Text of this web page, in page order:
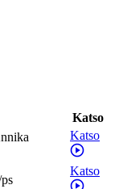
Katso
Katso
ps
Katso